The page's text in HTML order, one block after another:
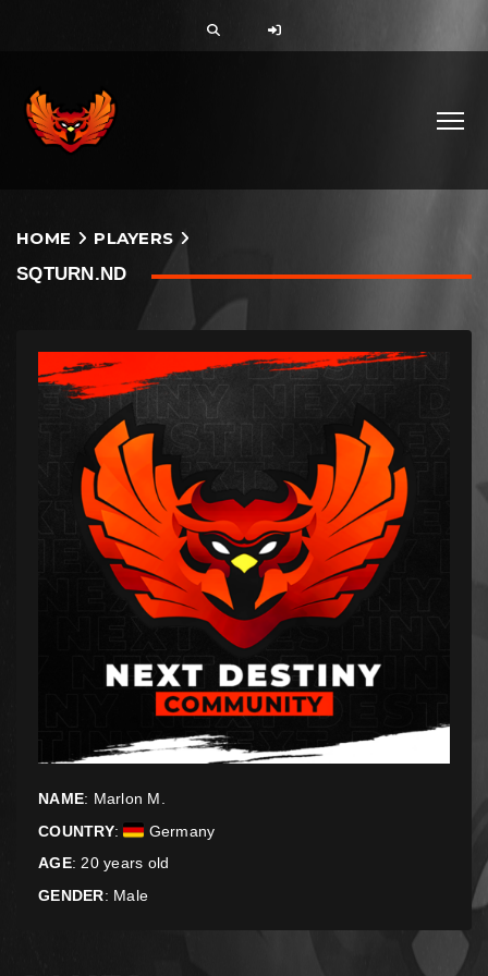
HOME
PLAYERS
SQTURN.ND
NAME: Marlon M.
COUNTRY:
Germany
AGE: 20 years old
GENDER: Male